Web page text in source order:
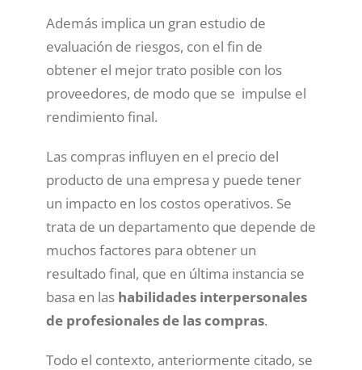
Además implica un gran estudio de
evaluación de riesgos, con el fin de
obtener el mejor trato posible con los
proveedores, de modo que se impulse el
rendimiento final.
Las compras influyen en el precio del
producto de una empresa y puede tener
un impacto en los costos operativos. Se
trata de un departamento que depende de
muchos factores para obtener un
resultado final, que en última instancia se
basa en las habilidades interpersonales
de profesionales de las compras.
Todo el contexto, anteriormente citado, se